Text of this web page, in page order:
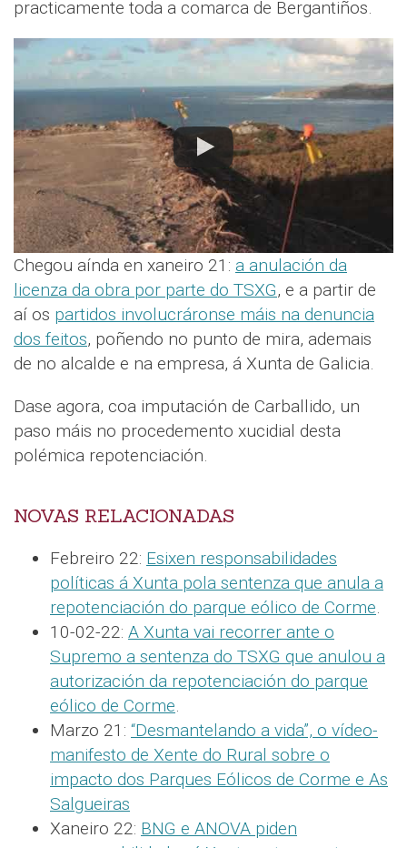
practicamente toda a comarca de Bergantiños.
Chegou aínda en xaneiro 21: a anulación da
licenza da obra por parte do TSXG, e a partir de
aí os partidos involucráronse máis na denuncia
dos feitos, poñendo no punto de mira, ademais
de no alcalde e na empresa, á Xunta de Galicia.
Dase agora, coa imputación de Carballido, un
paso máis no procedemento xucidial desta
polémica repotenciación.
NOVAS RELACIONADAS
Febreiro 22: Esixen responsabilidades
políticas á Xunta pola sentenza que anula a
repotenciación do parque eólico de Corme
10-02-22: A Xunta vai recorrer ante o
Supremo a sentenza do TSXG que anulou a
autorización da repotenciación do parque
eólico de Corme
Marzo 21: “Desmantelando a vida”, o vídeo-
manifesto de Xente do Rural sobre o
impacto dos Parques Eólicos de Corme e As
Salgueiras
Xaneiro 22: BNG e ANOVA piden